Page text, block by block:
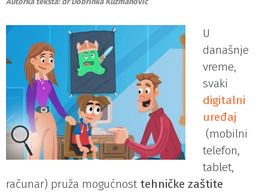
U
današnje
vreme,
svaki
digitalni
uređaj
(mobilni
telefon,
tablet,
računar) pruža mogućnost tehničke zaštite